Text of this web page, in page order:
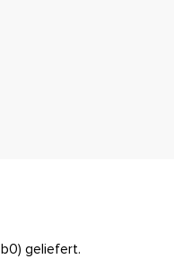
geliefert.